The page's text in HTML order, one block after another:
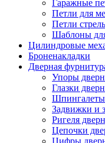
Гаражные
Петли для
Петли
Шаблоны
Цилиндровые
Броненакладки
Дверная
Упоры
Глазки
Задвижки и
Ригеля
Цепочки
Цифры